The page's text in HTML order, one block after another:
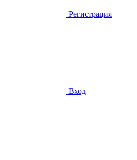
Регистрация
Вход